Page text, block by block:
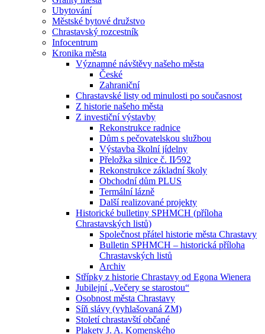
Ubytování
Městské bytové družstvo
Chrastavský rozcestník
Infocentrum
Kronika města
Významné návštěvy našeho města
České
Zahraniční
Chrastavské listy od minulosti po současnost
Z historie našeho města
Z investiční výstavby
Rekonstrukce radnice
Dům s pečovatelskou službou
Výstavba školní jídelny
Přeložka silnice č. II⁄592
Rekonstrukce základní školy
Obchodní dům PLUS
Termální lázně
Další realizované projekty
Historické bulletiny SPHMCH (příloha
Chrastavských listů)
Společnost přátel historie města Chrastavy
Bulletin SPHMCH – historická příloha
Chrastavských listů
Archiv
Střípky z historie Chrastavy od Egona Wienera
Jubilejní „Večery se starostou“
Osobnost města Chrastavy
Síň slávy (vyhlašovaná ZM)
Století chrastavští občané
Plakety J. A. Komenského